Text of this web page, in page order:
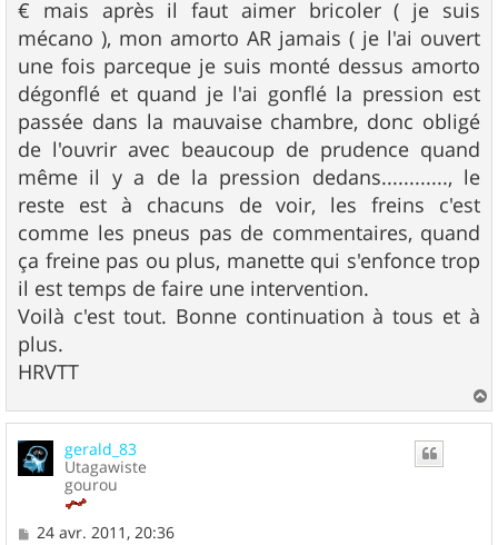
€ mais après il faut aimer bricoler ( je suis
mécano ), mon amorto AR jamais ( je l'ai ouvert
une fois parceque je suis monté dessus amorto
dégonflé et quand je l'ai gonflé la pression est
passée dans la mauvaise chambre, donc obligé
de l'ouvrir avec beaucoup de prudence quand
même il y a de la pression dedans............, le
reste est à chacuns de voir, les freins c'est
comme les pneus pas de commentaires, quand
ça freine pas ou plus, manette qui s'enfonce trop
il est temps de faire une intervention.
Voilà c'est tout. Bonne continuation à tous et à
plus.
HRVTT
a
u
gerald_83
Utagawiste
gourou
M
24 avr. 2011, 20:36